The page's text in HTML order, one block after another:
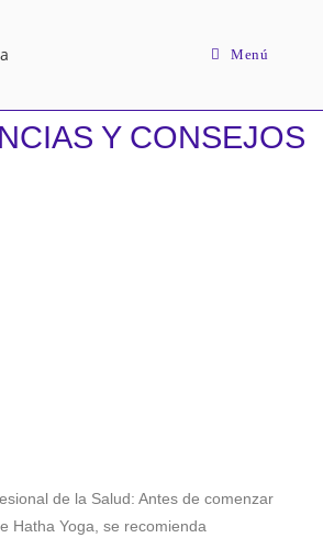
Menú
Y CONSEJOS
de la Salud: Antes de comenzar
Hatha Yoga, se recomienda